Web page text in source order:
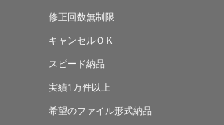
修正回数無制限
キャンセルＯＫ
スピード納品
実績1万件以上
希望のファイル形式納品